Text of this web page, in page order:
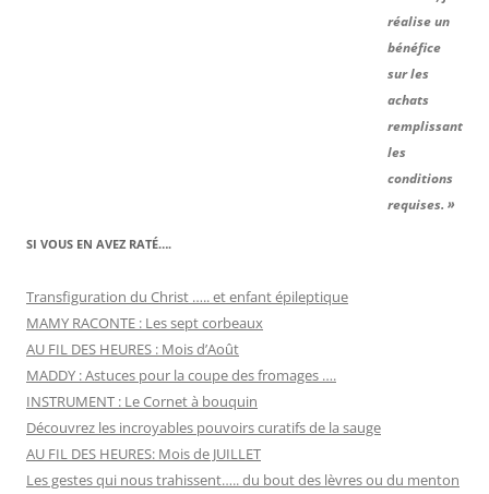
réalise un
bénéfice
sur les
achats
remplissant
les
conditions
requises. »
SI VOUS EN AVEZ RATÉ….
Transfiguration du Christ ….. et enfant épileptique
MAMY RACONTE : Les sept corbeaux
AU FIL DES HEURES : Mois d’Août
MADDY : Astuces pour la coupe des fromages ….
INSTRUMENT : Le Cornet à bouquin
Découvrez les incroyables pouvoirs curatifs de la sauge
AU FIL DES HEURES: Mois de JUILLET
Les gestes qui nous trahissent….. du bout des lèvres ou du menton